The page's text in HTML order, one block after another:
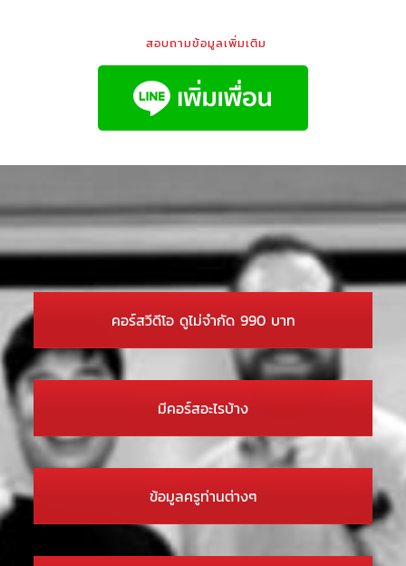
สอบถามข้อมูลเพิ่มเติม
คอร์สวีดีโอ ดูไม่จำกัด 990 บาท
มีคอร์สอะไรบ้าง
ข้อมูลครูท่านต่างๆ